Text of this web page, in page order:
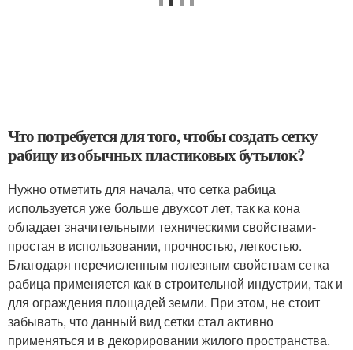
Что потребуется для того, чтобы создать сетку
рабицу из обычных пластиковых бутылок?
Нужно отметить для начала, что сетка рабица
используется уже больше двухсот лет, так ка кона
обладает значительными техническими свойствами-
простая в использовании, прочностью, легкостью.
Благодаря перечисленным полезным свойствам сетка
рабица применяется как в строительной индустрии, так и
для ограждения площадей земли. При этом, не стоит
забывать, что данный вид сетки стал активно
применяться и в декорировании жилого пространства.